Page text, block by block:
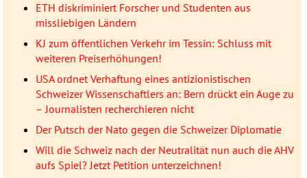
ETH diskriminiert Forscher und Studenten aus
missliebigen Ländern
KJ zum öffentlichen Verkehr im Tessin: Schluss mit
weiteren Preiserhöhungen!
USA ordnet Verhaftung eines antizionistischen
Schweizer Wissenschaftlers an: Bern drückt ein Auge zu
– Journalisten recherchieren nicht
Der Putsch der Nato gegen die Schweizer Diplomatie
Will die Schweiz nach der Neutralität nun auch die AHV
aufs Spiel? Jetzt Petition unterzeichnen!